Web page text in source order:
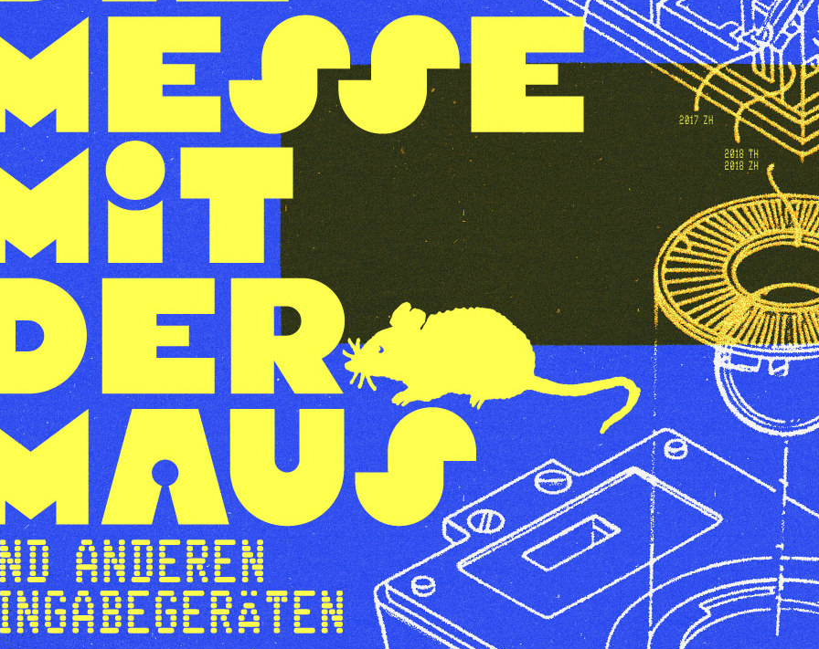
Vorträgen und
interaktiven
Erfahrungen.
Dabei haben
Besucher*innen die
einmalige
Gelegenheit, alte
Computermodelle
selbst
auszuprobieren und
deren
Funktionsweise
sowie Bedeutung für
die heutige Technik
zu entdecken.